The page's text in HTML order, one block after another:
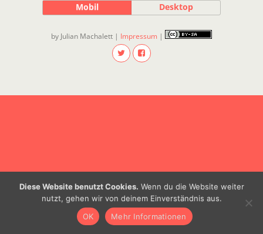
Mobil Desktop
by Julian Machalett | Impressum |
Diese Website benutzt Cookies. Wenn du die Website weiter
nutzt, gehen wir von deinem Einverständnis aus.
OK
Mehr Informationen